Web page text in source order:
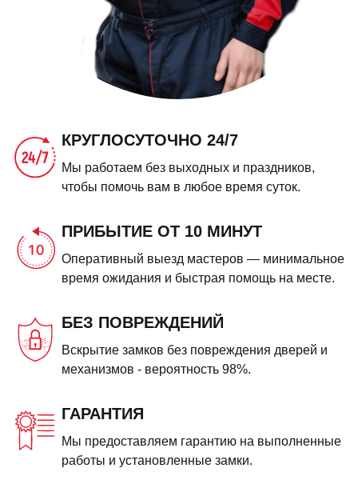
КРУГЛОСУТОЧНО 24/7
Мы работаем без выходных и праздников,
чтобы помочь вам в любое время суток.
ПРИБЫТИЕ ОТ 10 МИНУТ
Оперативный выезд мастеров — минимальное
время ожидания и быстрая помощь на месте.
БЕЗ ПОВРЕЖДЕНИЙ
Вскрытие замков без повреждения дверей и
механизмов - вероятность 98%.
ГАРАНТИЯ
Мы предоставляем гарантию на выполненные
работы и установленные замки.